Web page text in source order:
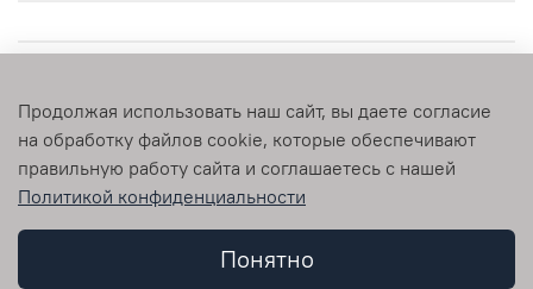
© 2009-2026 vipnabor.ru Любое использование контента без
письменного разрешения запрещено
Продолжая использовать наш сайт, вы даете согласие
на обработку файлов cookie, которые обеспечивают
правильную работу сайта и соглашаетесь с нашей
Политикой конфиденциальности
Понятно